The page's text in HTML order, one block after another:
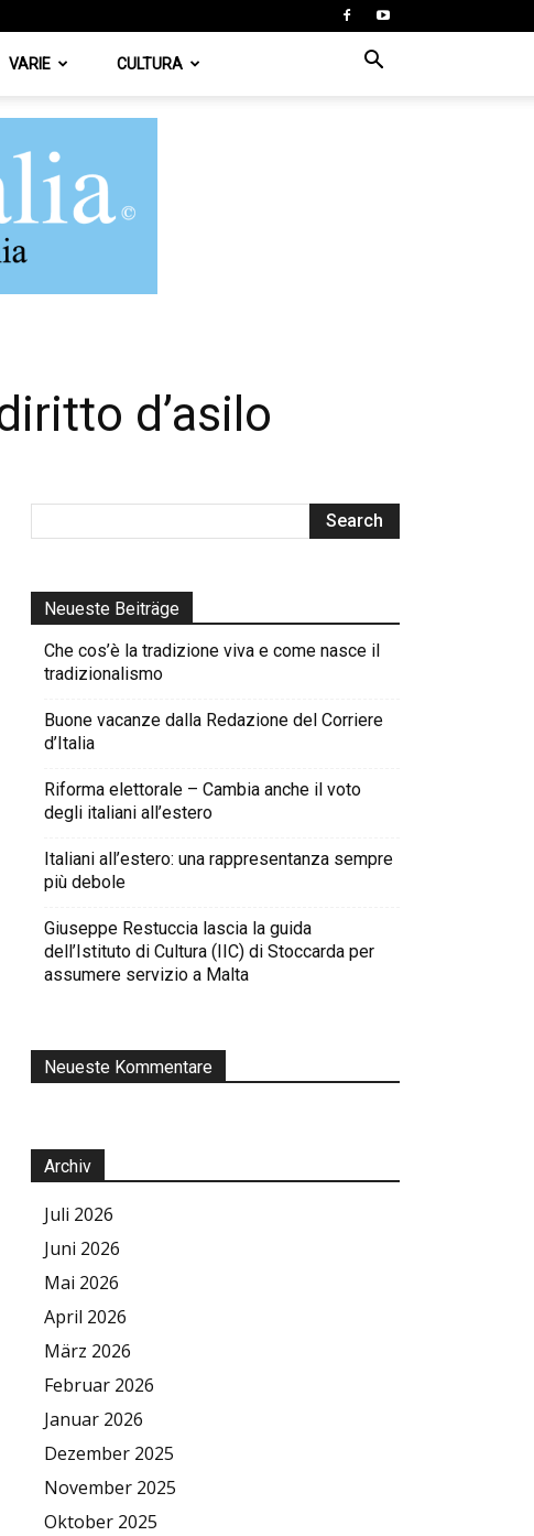
VARIE CULTURA
d’asilo
Neueste Beiträge
Che cos’è la tradizione viva e come nasce il
tradizionalismo
Buone vacanze dalla Redazione del Corriere
d’Italia
Riforma elettorale – Cambia anche il voto
degli italiani all’estero
Italiani all’estero: una rappresentanza sempre
più debole
Giuseppe Restuccia lascia la guida
dell’Istituto di Cultura (IIC) di Stoccarda per
assumere servizio a Malta
Neueste Kommentare
Archiv
Juli 2026
Juni 2026
Mai 2026
April 2026
März 2026
Februar 2026
Januar 2026
Dezember 2025
November 2025
Oktober 2025